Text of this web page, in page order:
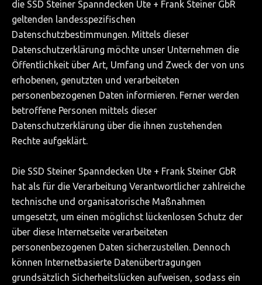
Textilspanndecken
Panoramas
SWAROVSKI Bilder
SCHONBEK Bilder
AMBIENTE Frankfurt-Main
EUROLUCE-Mailand
ÜBER UNS
Team
AGB
KONTAKT
die SSD Steiner Spanndecken Ute + Frank Steiner GbR
geltenden landesspezifischen
Datenschutzbestimmungen. Mittels dieser
Datenschutzerklärung möchte unser Unternehmen die
Öffentlichkeit über Art, Umfang und Zweck der von uns
erhobenen, genutzten und verarbeiteten
personenbezogenen Daten informieren. Ferner werden
betroffene Personen mittels dieser
Datenschutzerklärung über die ihnen zustehenden
Rechte aufgeklärt.
Die SSD Steiner Spanndecken Ute + Frank Steiner GbR
hat als für die Verarbeitung Verantwortlicher zahlreiche
technische und organisatorische Maßnahmen
umgesetzt, um einen möglichst lückenlosen Schutz der
über diese Internetseite verarbeiteten
personenbezogenen Daten sicherzustellen. Dennoch
können Internetbasierte Datenübertragungen
grundsätzlich Sicherheitslücken aufweisen, sodass ein